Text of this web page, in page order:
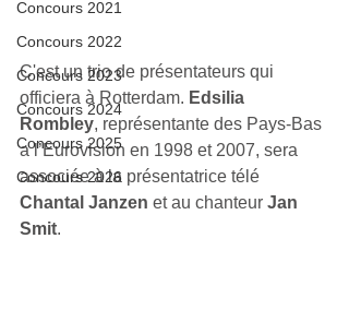
Concours 2021
Concours 2022
Concours 2023
Concours 2024
Concours 2025
Concours 2026
C'est un trio de présentateurs qui
officiera à Rotterdam. Edsilia
Rombley, représentante des Pays-Bas
a l’Eurovision en 1998 et 2007, sera
associée à la présentatrice télé
Chantal Janzen et au chanteur Jan
Smit.